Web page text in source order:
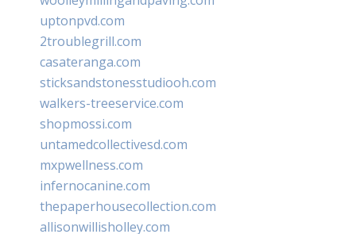
uptonpvd.com
2troublegrill.com
casateranga.com
sticksandstonesstudiooh.com
walkers-treeservice.com
shopmossi.com
untamedcollectivesd.com
mxpwellness.com
infernocanine.com
thepaperhousecollection.com
allisonwillisholley.com